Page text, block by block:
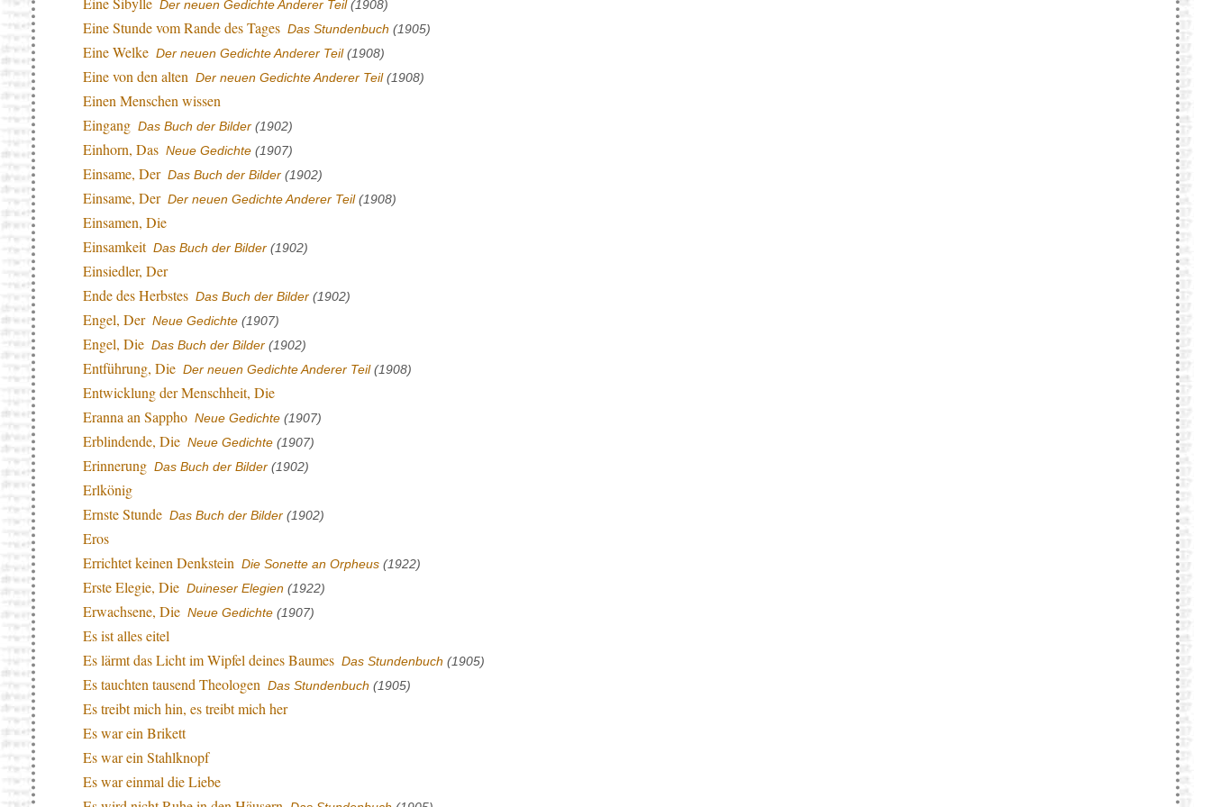
Der neuen Gedichte Anderer Teil(1908)
Eine Stunde vom Rande des Tages Das Stundenbuch (1905)
Eine Welke Der neuen Gedichte Anderer Teil(1908)
Eine von den alten Der neuen Gedichte Anderer Teil(1908)
Einen Menschen wissen
Eingang Das Buch der Bilder (1902)
Einhorn, Das Neue Gedichte (1907)
Einsame, Der Das Buch der Bilder (1902)
Einsame, Der Der neuen Gedichte Anderer Teil(1908)
Einsamen, Die
Einsamkeit Das Buch der Bilder (1902)
Einsiedler, Der
Ende des Herbstes Das Buch der Bilder (1902)
Engel, Der Neue Gedichte (1907)
Engel, Die Das Buch der Bilder (1902)
Entführung, Die Der neuen Gedichte Anderer Teil(1908)
Entwicklung der Menschheit, Die
Eranna an Sappho Neue Gedichte (1907)
Erblindende, Die Neue Gedichte (1907)
Erinnerung Das Buch der Bilder (1902)
Erlkönig
Ernste Stunde Das Buch der Bilder (1902)
Eros
Errichtet keinen Denkstein Die Sonette an Orpheus (1922)
Erste Elegie, Die Duineser Elegien (1922)
Erwachsene, Die Neue Gedichte (1907)
Es ist alles eitel
Es lärmt das Licht im Wipfel deines Baumes Das Stundenbuch (1905)
Es tauchten tausend Theologen Das Stundenbuch (1905)
Es treibt mich hin, es treibt mich her
Es war ein Brikett
Es war ein Stahlknopf
Es war einmal die Liebe